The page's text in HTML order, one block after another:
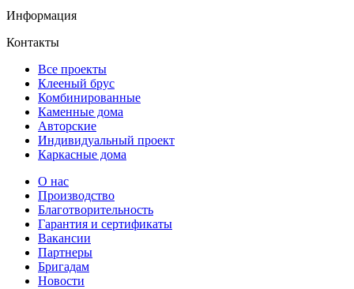
Информация
Контакты
Все проекты
Клееный брус
Комбинированные
Каменные дома
Авторские
Индивидуальный проект
Каркасные дома
О нас
Производство
Благотворительность
Гарантия и сертификаты
Вакансии
Партнеры
Бригадам
Новости